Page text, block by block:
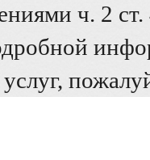
ч. 2